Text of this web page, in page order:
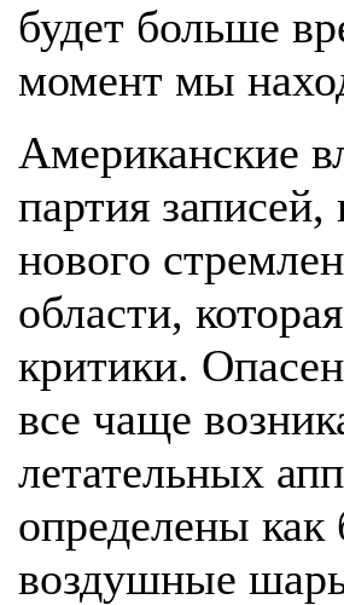
будет больше
момент мы
Американские
партия
нового
области,
критики.
все чаще
летательных
определены как
воздушные